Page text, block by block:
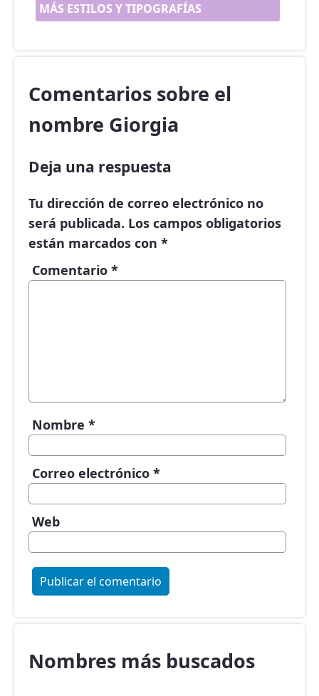
MÁS ESTILOS Y TIPOGRAFÍAS
Comentarios sobre el
nombre Giorgia
Deja una respuesta
Tu dirección de correo electrónico no
será publicada. Los campos obligatorios
están marcados con *
Comentario *
Nombre *
Correo electrónico *
Web
Nombres más buscados